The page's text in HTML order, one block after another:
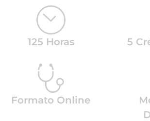
125 Horas 5
Formato Online